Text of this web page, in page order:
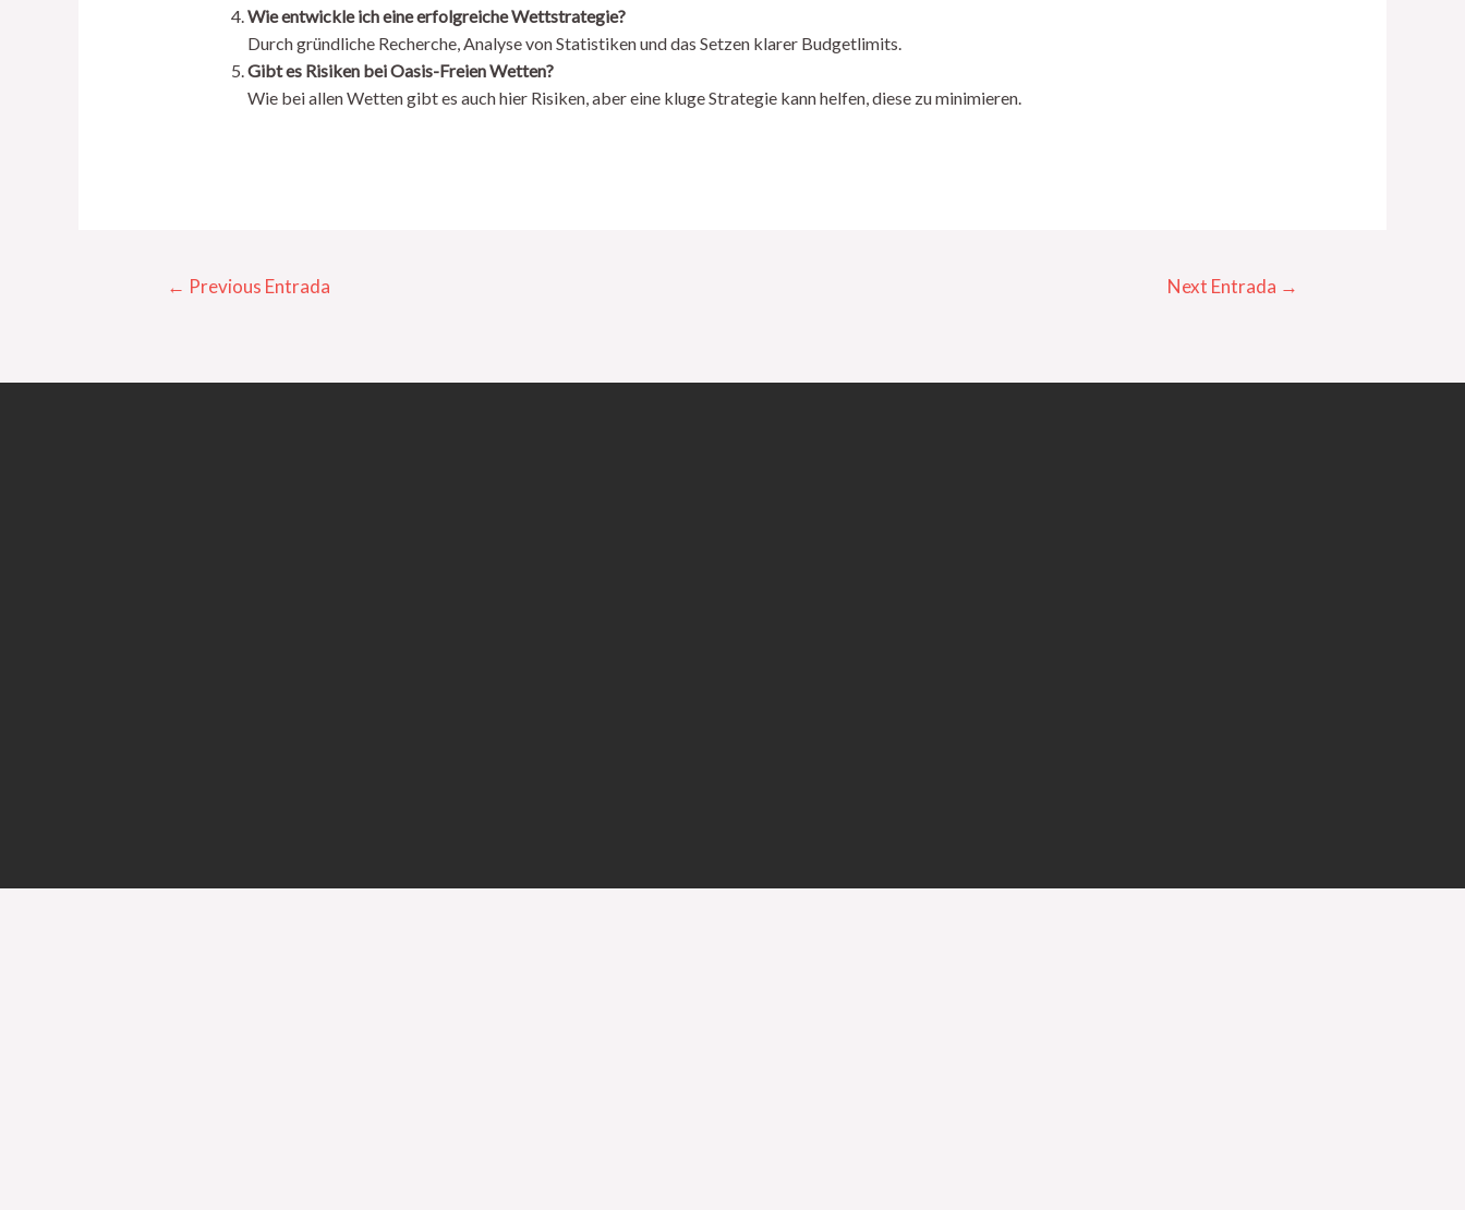
Wie entwickle ich eine erfolgreiche Wettstrategie?
Durch gründliche Recherche, Analyse von Statistiken und das Setzen klarer Budgetlimits.
Gibt es Risiken bei Oasis-Freien Wetten?
Wie bei allen Wetten gibt es auch hier Risiken, aber eine kluge Strategie kann helfen, diese zu minimieren.
← Previous Entrada Next Entrada →